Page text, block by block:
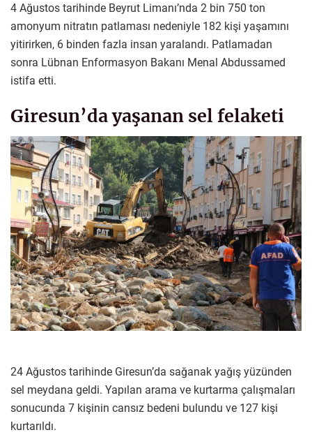
4 Ağustos tarihinde Beyrut Limanı’nda 2 bin 750 ton
amonyum nitratın patlaması nedeniyle 182 kişi yaşamını
yitirirken, 6 binden fazla insan yaralandı. Patlamadan
sonra Lübnan Enformasyon Bakanı Menal Abdussamed
istifa etti.
Giresun’da yaşanan sel felaketi
24 Ağustos tarihinde Giresun’da sağanak yağış yüzünden
sel meydana geldi. Yapılan arama ve kurtarma çalışmaları
sonucunda 7 kişinin cansız bedeni bulundu ve 127 kişi
kurtarıldı.